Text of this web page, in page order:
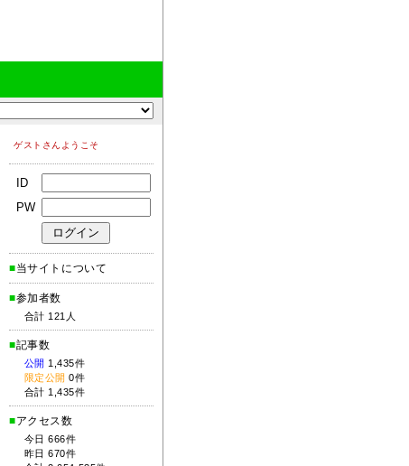
ゲストさんようこそ
ID
PW
■当サイトについて
■参加者数
合計 121人
■記事数
公開 1,435件
限定公開 0件
合計 1,435件
■アクセス数
今日 666件
昨日 670件